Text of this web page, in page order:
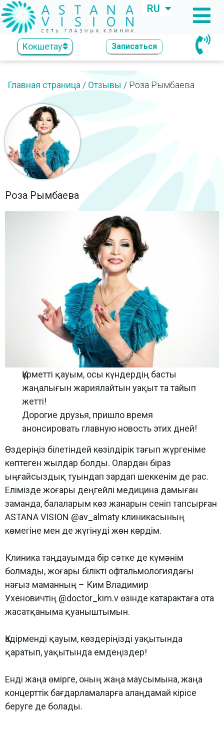
RU
KZ
Кокшетау Записаться
Главная страница / Отзывы / Роза Рымбаева
Роза Рымбаева
Құрметті қауым, осы күндердің басты
жаңалығын жариялайтын уақыт та тайып
жетті!
Дорогие друзья, пришло время
анонсировать главную новость этих дней!
Өздеріңіз білетіндей көзілдірік тағып жүргеніме
көптеген жылдар болды. Олардан біраз
ыңғайсыздық туындап зардап шеккенім де рас.
Елімізде жоғары деңгейлі медицина дамыған
заманда, балаларым көз жанарын сеніп тапсырған
ASTANA VISION @av_almaty клиникасының
көмегіне мен де жүгінуді жөн көрдім.
Клиника таңдауымда бір сәтке де күмәнім
болмады, жоғары білікті офтальмологиядағы
нағыз маманның – Ким Владимир
Ухеновичтің @doctor_kim.v өзінде катарактаға ота
жасатқаныма қуаныштымын.
Қадірменді қауым, көздеріңізді уақытында
қаратып, уақытында емдеңіздер!
Енді жаңа өмірге, оның жаңа маусымына, жаңа
концерттік бағдарламаларға алаңдамай кірісе
беруге де болады.